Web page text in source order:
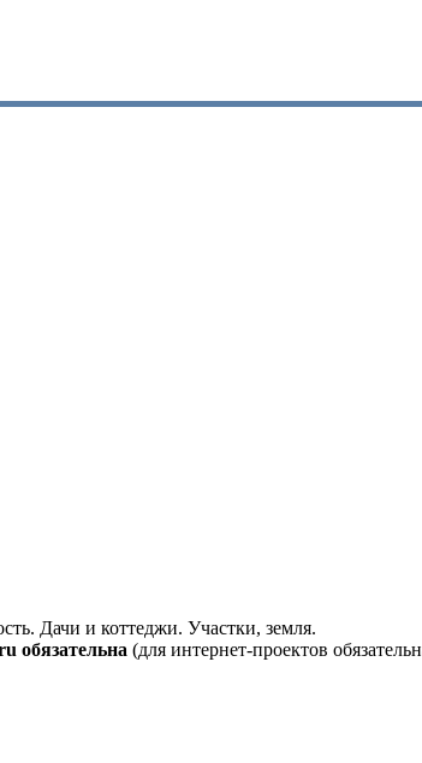
Дачи и коттеджи. Участки, земля.
обязательна (для интернет-проектов